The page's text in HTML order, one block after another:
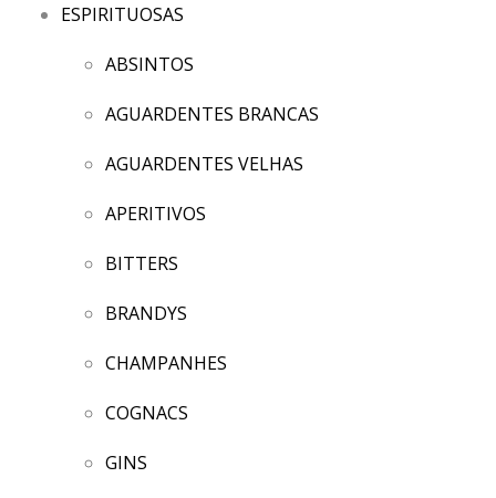
ESPIRITUOSAS
ABSINTOS
AGUARDENTES BRANCAS
AGUARDENTES VELHAS
APERITIVOS
BITTERS
BRANDYS
CHAMPANHES
COGNACS
GINS